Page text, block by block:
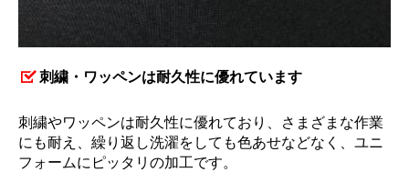
刺繍・ワッペンは耐久性に優れています
刺繍やワッペンは耐久性に優れており、さまざまな作業
にも耐え、繰り返し洗濯をしても色あせなどなく、ユニ
フォームにピッタリの加工です。